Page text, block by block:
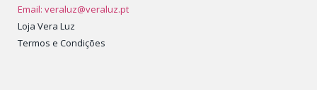
Email: veraluz@veraluz.pt
Loja Vera Luz
Termos e Condições